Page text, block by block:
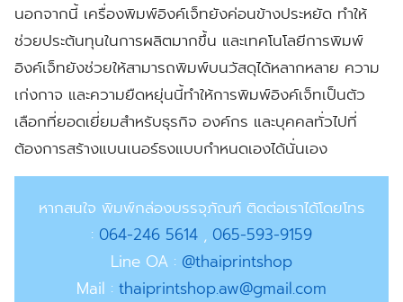
นอกจากนี้ เครื่องพิมพ์อิงค์เจ็ทยังค่อนข้างประหยัด ทำให้
ช่วยประต้นทุนในการผลิตมากขึ้น และเทคโนโลยีการพิมพ์
อิงค์เจ็ทยังช่วยให้สามารถพิมพ์บนวัสดุได้หลากหลาย ความ
เก่งกาจ และความยืดหยุ่นนี้ทำให้การพิมพ์อิงค์เจ็ทเป็นตัว
เลือกที่ยอดเยี่ยมสำหรับธุรกิจ องค์กร และบุคคลทั่วไปที่
ต้องการสร้างแบนเนอร์ธงแบบกำหนดเองได้นั่นเอง
หากสนใจ พิมพ์กล่องบรรจุภัณฑ์ ติดต่อเราได้โดยโทร
: 064-246 5614 , 065-593-9159
Line OA : @thaiprintshop
Mail : thaiprintshop.aw@gmail.com